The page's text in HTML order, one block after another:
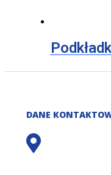
DANE